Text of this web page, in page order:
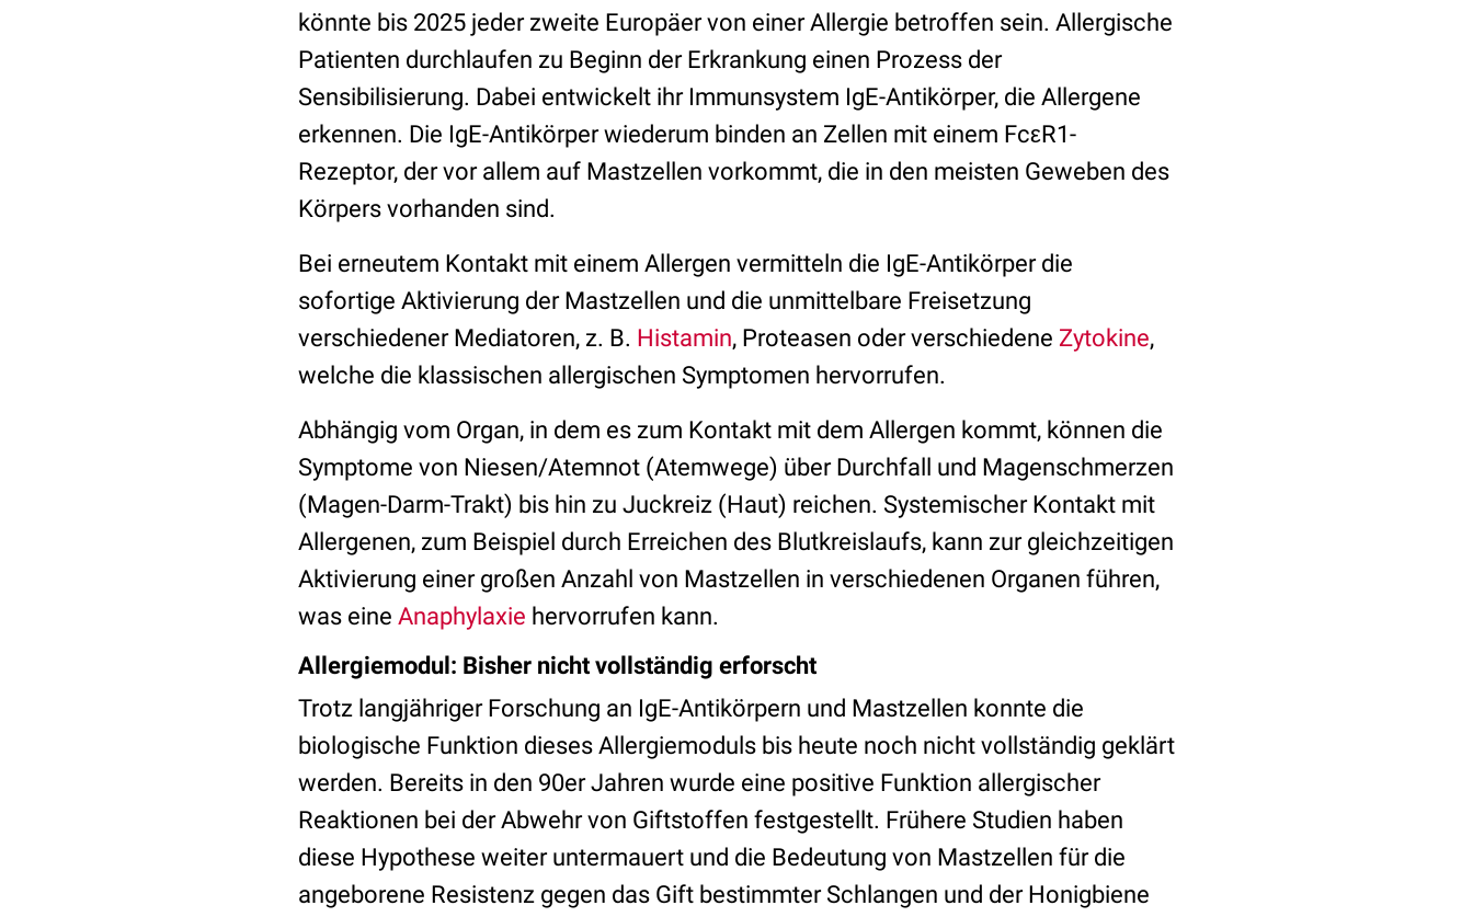
könnte bis 2025 jeder zweite Europäer von einer Allergie betroffen sein. Allergische
Patienten durchlaufen zu Beginn der Erkrankung einen Prozess der
Sensibilisierung. Dabei entwickelt ihr Immunsystem IgE-Antikörper, die Allergene
erkennen. Die IgE-Antikörper wiederum binden an Zellen mit einem FcεR1-
Rezeptor, der vor allem auf Mastzellen vorkommt, die in den meisten Geweben des
Körpers vorhanden sind.
Bei erneutem Kontakt mit einem Allergen vermitteln die IgE-Antikörper die
sofortige Aktivierung der Mastzellen und die unmittelbare Freisetzung
verschiedener Mediatoren, z. B. Histamin, Proteasen oder verschiedene Zytokine,
welche die klassischen allergischen Symptomen hervorrufen.
Abhängig vom Organ, in dem es zum Kontakt mit dem Allergen kommt, können die
Symptome von Niesen/Atemnot (Atemwege) über Durchfall und Magenschmerzen
(Magen-Darm-Trakt) bis hin zu Juckreiz (Haut) reichen. Systemischer Kontakt mit
Allergenen, zum Beispiel durch Erreichen des Blutkreislaufs, kann zur gleichzeitigen
Aktivierung einer großen Anzahl von Mastzellen in verschiedenen Organen führen,
was eine Anaphylaxie hervorrufen kann.
Allergiemodul: Bisher nicht vollständig erforscht
Trotz langjähriger Forschung an IgE-Antikörpern und Mastzellen konnte die
biologische Funktion dieses Allergiemoduls bis heute noch nicht vollständig geklärt
werden. Bereits in den 90er Jahren wurde eine positive Funktion allergischer
Reaktionen bei der Abwehr von Giftstoffen festgestellt. Frühere Studien haben
diese Hypothese weiter untermauert und die Bedeutung von Mastzellen für die
angeborene Resistenz gegen das Gift bestimmter Schlangen und der Honigbiene